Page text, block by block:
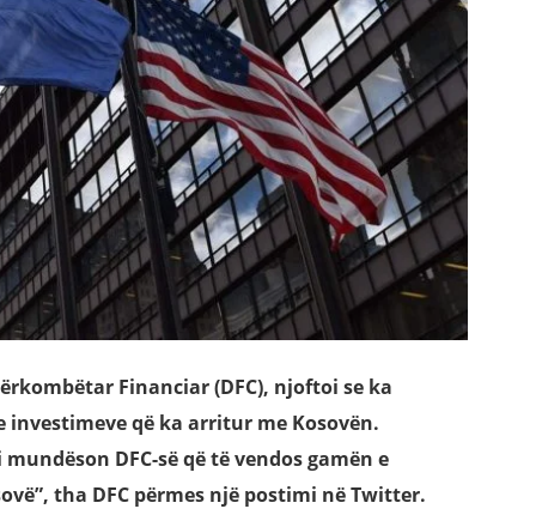
Financiar (DFC), njoftoi se ka
që ka arritur me Kosovën.
DFC-së që të vendos gamën e
tha DFC përmes një postimi në Twitter.